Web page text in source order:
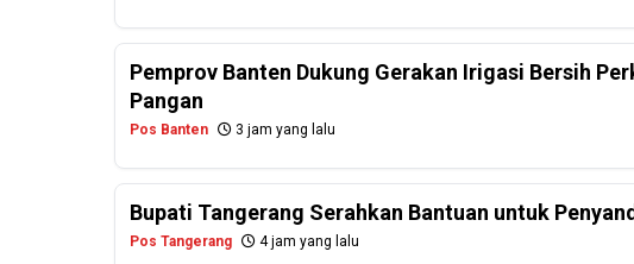
Pemprov Banten Dukung Gerakan Irigasi Bersih
Pangan
Pos Banten 3 jam yang lalu
Bupati Tangerang Serahkan Bantuan untuk
Pos Tangerang 4 jam yang lalu